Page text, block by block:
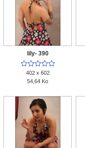
lily- 390

402 x 602
54,64 Ko